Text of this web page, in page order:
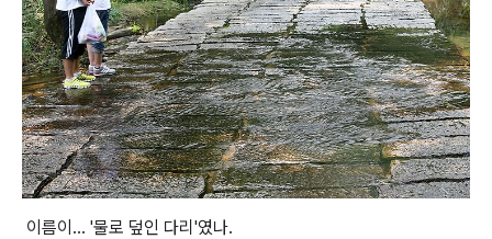
이름이... '물로 덮인 다리'였나.